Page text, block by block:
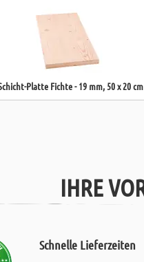
Platte Fichte - 19 mm, 50 x 20 cm
IHRE
Schnelle Lieferzeiten